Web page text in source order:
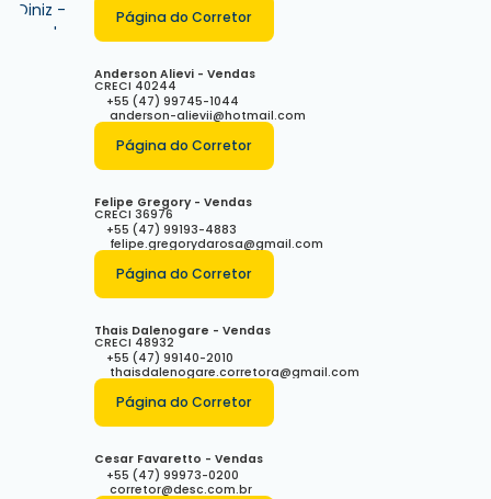
Página do Corretor
Anderson Alievi - Vendas
CRECI 40244
+55 (47) 99745-1044
anderson-alievii@hotmail.com
Página do Corretor
Felipe Gregory - Vendas
CRECI 36976
+55 (47) 99193-4883
felipe.gregorydarosa@gmail.com
Página do Corretor
Thais Dalenogare - Vendas
CRECI 48932
+55 (47) 99140-2010
thaisdalenogare.corretora@gmail.com
Página do Corretor
Cesar Favaretto - Vendas
+55 (47) 99973-0200
corretor@desc.com.br